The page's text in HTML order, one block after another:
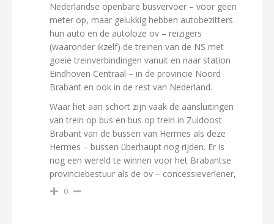
Nederlandse openbare busvervoer – voor geen
meter op, maar gelukkig hebben autobezitters
hun auto en de autoloze ov – reizigers
(waaronder ikzelf) de treinen van de NS met
goeie treinverbindingen vanuit en naar station
Eindhoven Centraal – in de provincie Noord
Brabant en ook in de rest van Nederland.
Waar het aan schort zijn vaak de aansluitingen
van trein op bus en bus op trein in Zuidoost
Brabant van de bussen van Hermes als deze
Hermes – bussen überhaupt nog rijden. Er is
nog een wereld te winnen voor het Brabantse
provinciebestuur als de ov – concessieverlener,
0